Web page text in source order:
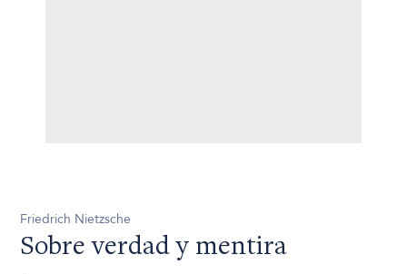
Friedrich Nietzsche
Sobre verdad y mentira